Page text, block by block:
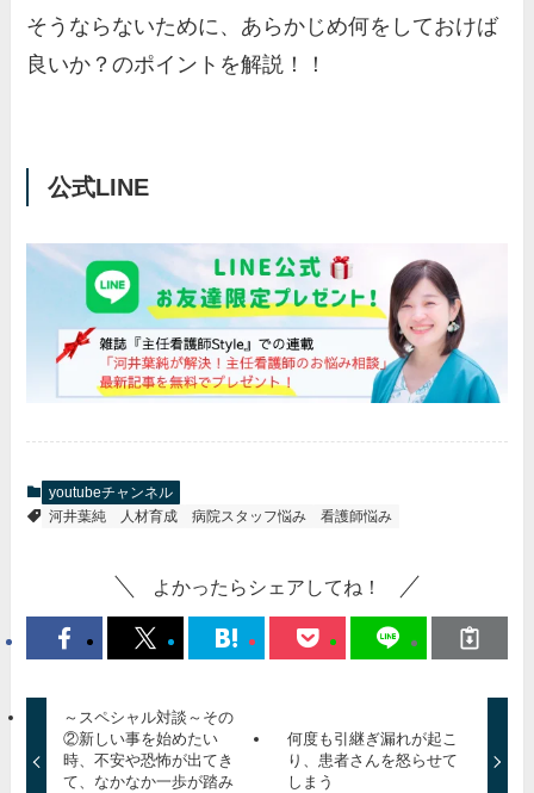
そうならないために、あらかじめ何をしておけば
良いか？のポイントを解説！！
公式LINE
youtubeチャンネル
河井葉純
人材育成 病院スタッフ悩み 看護師悩み
よかったらシェアしてね！
～スペシャル対談～その
②新しい事を始めたい
時、不安や恐怖が出てき
て、なかなか一歩が踏み
何度も引継ぎ漏れが起こ
り、患者さんを怒らせて
しまう